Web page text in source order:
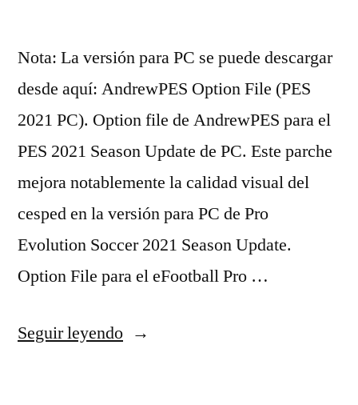
Nota: La versión para PC se puede descargar
desde aquí: AndrewPES Option File (PES
2021 PC). Option file de AndrewPES para el
PES 2021 Season Update de PC. Este parche
mejora notablemente la calidad visual del
cesped en la versión para PC de Pro
Evolution Soccer 2021 Season Update.
Option File para el eFootball Pro …
Seguir leyendo«ajax